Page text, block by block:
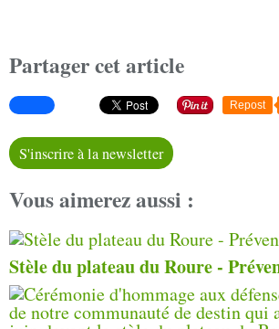
Partager cet article
Repost
S'inscrire à la newsletter
Vous aimerez aussi :
Stèle du plateau du Roure -